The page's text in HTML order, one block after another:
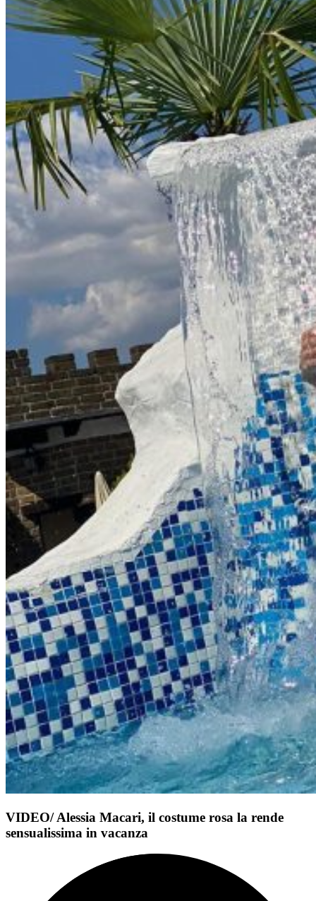
VIDEO/ Alessia Macari, il costume rosa la rende
sensualissima in vacanza